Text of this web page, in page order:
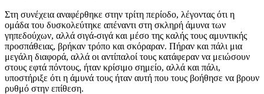
Στη συνέχεια αναφέρθηκε στην τρίτη περίοδο, λέγοντας ότι η
ομάδα του δυσκολεύτηκε απέναντι στη σκληρή άμυνα των
γηπεδούχων, αλλά σιγά-σιγά και μέσο της καλής τους αμυντικής
προσπάθειας, βρήκαν τρόπο και σκόραραν. Πήραν και πάλι μια
μεγάλη διαφορά, αλλά οι αντίπαλοί τους κατάφεραν να μειώσουν
στους εφτά πόντους, ήταν κρίσιμο σημείο, αλλά και πάλι,
υποστήριξε ότι η άμυνά τους ήταν αυτή που τους βοήθησε να βρουν
ρυθμό στην επίθεση.